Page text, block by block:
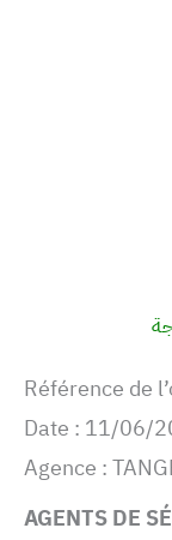
Référence de
Date : 11/06/
Agence :
(60) AGENTS